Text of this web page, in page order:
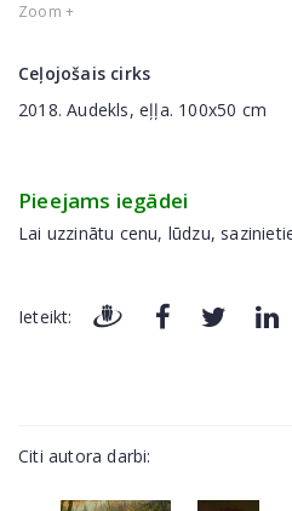
Zoom +
Ceļojošais cirks
2018. Audekls, eļļa. 100x50 cm
Pieejams iegādei
Lai uzzinātu cenu, lūdzu,
Ieteikt:
Citi autora darbi: